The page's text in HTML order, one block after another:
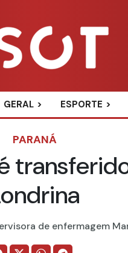
GERAL ESPORTE
PARANÁ
de enfermagem